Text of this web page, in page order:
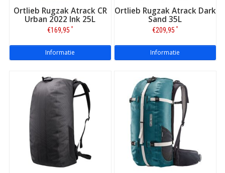
Ortlieb Rugzak Atrack CR
Urban 2022 Ink 25L
€169,95 *
Informatie
Ortlieb Rugzak Atrack Dark
Sand 35L
€209,95 *
Informatie